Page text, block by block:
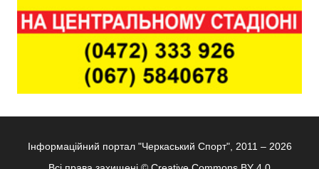
Інформаційний портал "Черкаський Спорт", 2011 – 2026